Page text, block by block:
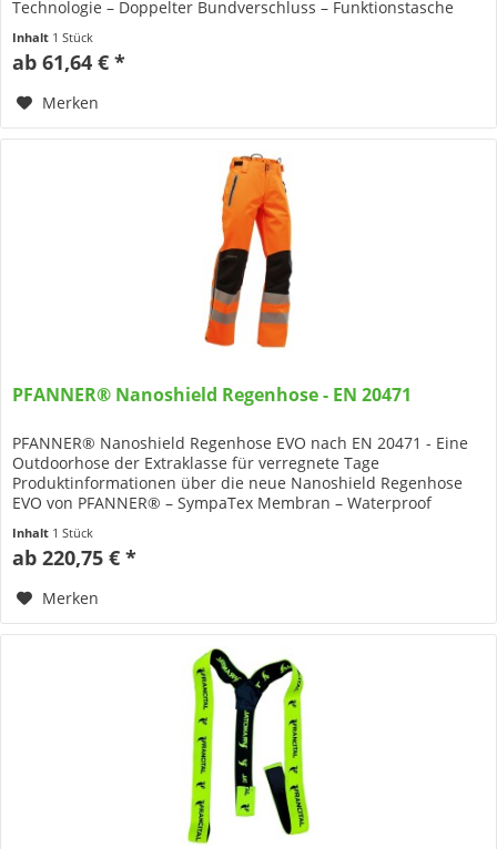
Technologie – Doppelter Bundverschluss – Funktionstasche
Inhalt 1 Stück
ab 61,64 € *
Merken
PFANNER® Nanoshield Regenhose - EN 20471
PFANNER® Nanoshield Regenhose EVO nach EN 20471 - Eine
Outdoorhose der Extraklasse für verregnete Tage
Produktinformationen über die neue Nanoshield Regenhose
EVO von PFANNER® – SympaTex Membran – Waterproof
Inhalt 1 Stück
ab 220,75 € *
Merken